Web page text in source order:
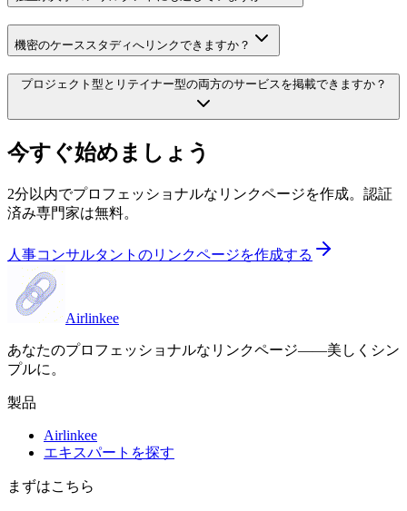
機密のケーススタディへリンクできますか？
プロジェクト型とリテイナー型の両方のサービスを掲載できますか？
今すぐ始めましょう
2分以内でプロフェッショナルなリンクページを作成。認証
済み専門家は無料。
人事コンサルタントのリンクページを作成する
Airlinkee
あなたのプロフェッショナルなリンクページ——美しくシン
プルに。
製品
Airlinkee
エキスパートを探す
まずはこちら